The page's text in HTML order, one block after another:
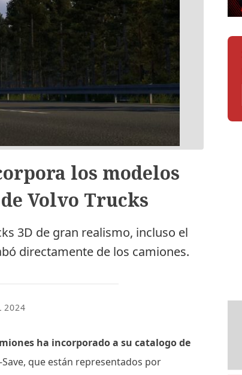
los modelos
Volvo Trucks
3D de gran realismo, incluso el
directamente de los camiones.
2024
ha incorporado a su catalogo de
Save, que están representados por